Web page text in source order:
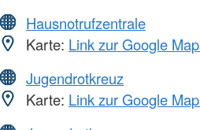
Hausnotrufzentrale
Karte: Link zur Google
Jugendrotkreuz
Karte: Link zur Google